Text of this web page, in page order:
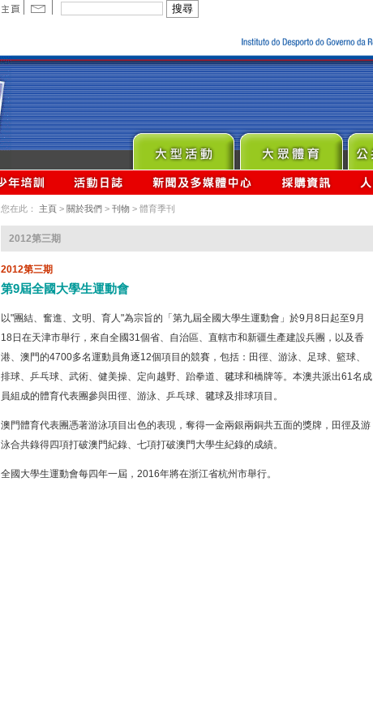
您在此： 主頁 > 關於我們 > 刊物 > 體育季刊
2012第三期
2012第三期
第9屆全國大學生運動會
以"團結、奮進、文明、育人"為宗旨的「第九屆全國大學生運動會」於9月8日起至9月
18日在天津市舉行，來自全國31個省、自治區、直轄市和新疆生產建設兵團，以及香
港、澳門的4700多名運動員角逐12個項目的競賽，包括：田徑、游泳、足球、籃球、
排球、乒乓球、武術、健美操、定向越野、跆拳道、毽球和橋牌等。本澳共派出61名成
員組成的體育代表團參與田徑、游泳、乒乓球、毽球及排球項目。
澳門體育代表團憑著游泳項目出色的表現，奪得一金兩銀兩銅共五面的獎牌，田徑及游
泳合共錄得四項打破澳門紀錄、七項打破澳門大學生紀錄的成績。
全國大學生運動會每四年一屆，2016年將在浙江省杭州市舉行。